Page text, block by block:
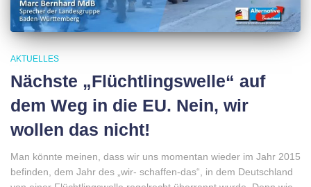
AKTUELLES
Nächste „Flüchtlingswelle“ auf
dem Weg in die EU. Nein, wir
wollen das nicht!
Man könnte meinen, dass wir uns momentan wieder im Jahr 2015
befinden, dem Jahr des „wir- schaffen-das“, in dem Deutschland